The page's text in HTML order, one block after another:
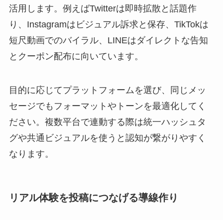
活用します。例えばTwitterは即時拡散と話題作
り、Instagramはビジュアル訴求と保存、TikTokは
短尺動画でのバイラル、LINEはダイレクトな告知
とクーポン配布に向いています。
目的に応じてプラットフォームを選び、同じメッ
セージでもフォーマットやトーンを最適化してく
ださい。複数平台で連動する際は統一ハッシュタ
グや共通ビジュアルを使うと認知が繋がりやすく
なります。
リアル体験を投稿につなげる導線作り